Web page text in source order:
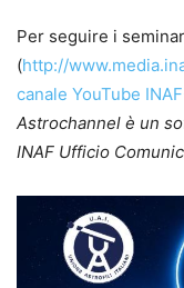
Per seguire i
(http://
canale YouTube
Astrochannel è un
INAF Ufficio